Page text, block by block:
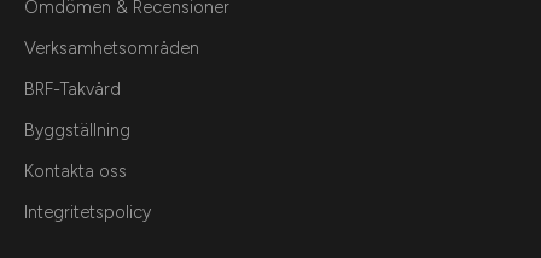
Omdömen & Recensioner
Verksamhetsområden
BRF-Takvård
Byggställning
Kontakta oss
Integritetspolicy